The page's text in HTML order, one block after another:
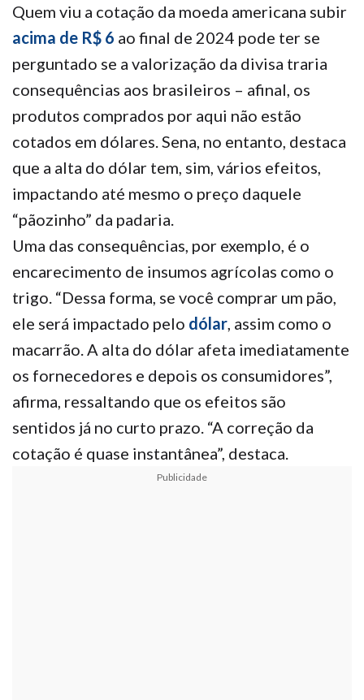
Quem viu a cotação da moeda americana subir
acima de R$ 6 ao final de 2024 pode ter se
perguntado se a valorização da divisa traria
consequências aos brasileiros – afinal, os
produtos comprados por aqui não estão
cotados em dólares. Sena, no entanto, destaca
que a alta do dólar tem, sim, vários efeitos,
impactando até mesmo o preço daquele
“pãozinho” da padaria.
Uma das consequências, por exemplo, é o
encarecimento de insumos agrícolas como o
trigo. “Dessa forma, se você comprar um pão,
ele será impactado pelo dólar, assim como o
macarrão. A alta do dólar afeta imediatamente
os fornecedores e depois os consumidores”,
afirma, ressaltando que os efeitos são
sentidos já no curto prazo. “A correção da
cotação é quase instantânea”, destaca.
Publicidade